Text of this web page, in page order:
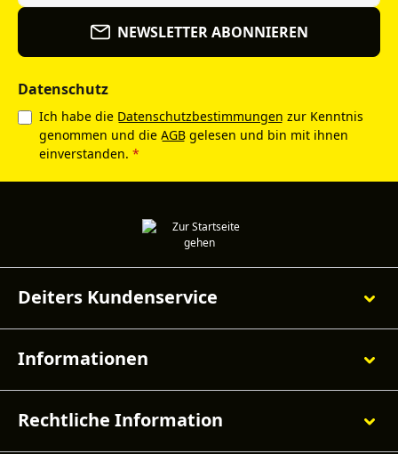
NEWSLETTER ABONNIEREN
Datenschutz
Ich habe die Datenschutzbestimmungen zur Kenntnis
genommen und die AGB gelesen und bin mit ihnen
einverstanden. *
Deiters Kundenservice
Informationen
Rechtliche Information